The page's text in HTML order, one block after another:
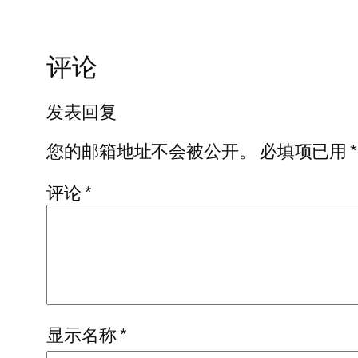
评论
发表回复
您的邮箱地址不会被公开。
必填项已用*
评论*
显示名称*